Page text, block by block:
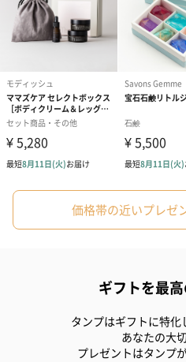
誕生日や結婚祝い・出産祝いなど
ードを同梱します。
メッセージカードや封筒のデザイ
写真付きメッセージカ
写真付
結婚祝いちょい足しギフト
結婚祝いギフトへの＋αにおすす
価格帯の近いプレゼ
ギフトを最高
タンプはギフトに特化
あなたの大
プレゼントはタンプ